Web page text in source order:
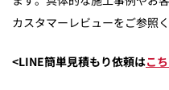
カスタマーレビューをご参照く
<LINE簡単見積もり依頼はこ